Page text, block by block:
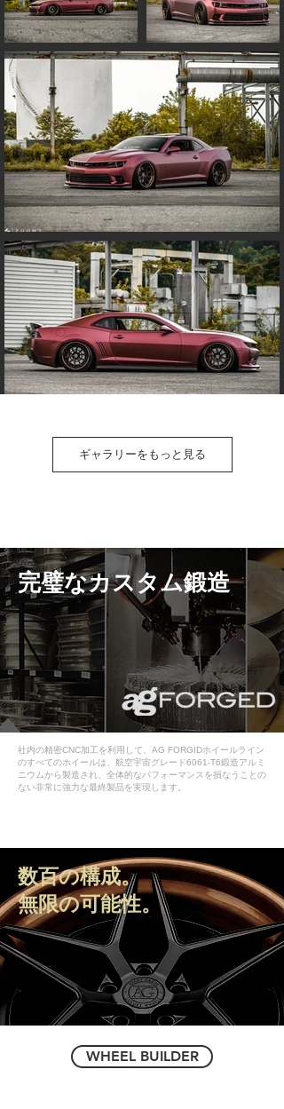
ギャラリーをもっと見る
​完璧なカスタム鍛造
社内の精密CNC加工を利用して、AG FORGIDホイールライン
のすべてのホイールは、航空宇宙グレード6061-T6鍛造アルミ
ニウムから製造され、全体的なパフォーマンスを損なうことの
ない非常に強力な最終製品を実現します。
数百の構成。
無限の可能性。
WHEEL BUILDER